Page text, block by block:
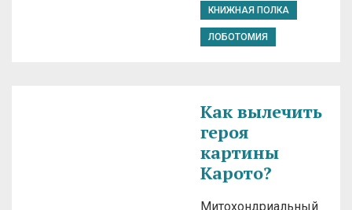
КНИЖНАЯ ПОЛКА
ЛОБОТОМИЯ
Как вылечить
героя
картины
Карото?
Митохондриальный